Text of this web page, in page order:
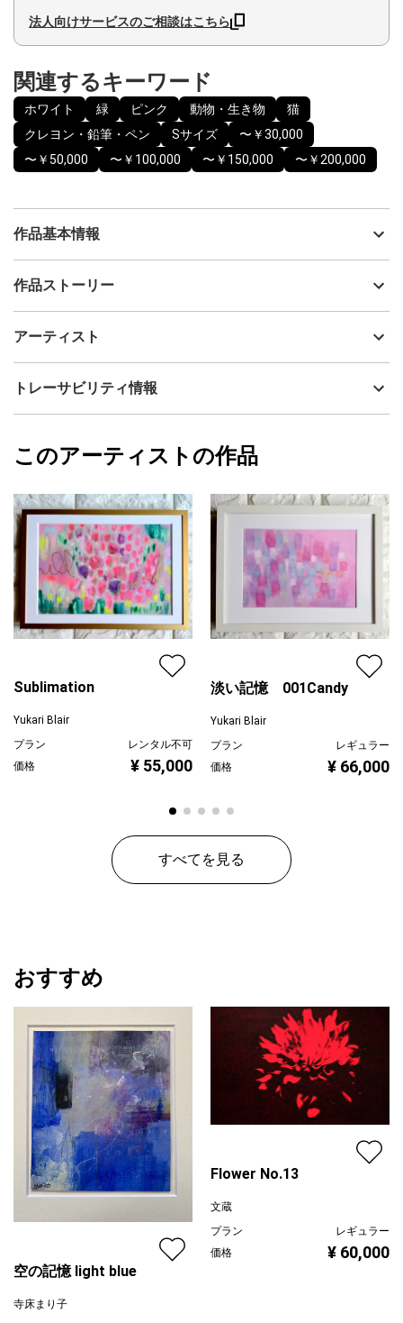
法人向けサービスのご相談はこちら
関連するキーワード
ホワイト 緑 ピンク 動物・生き物
猫
クレヨン・鉛筆・ペン
Sサイズ
〜￥30,000
〜￥50,000
〜￥100,000 〜￥150,000 〜￥200,000
作品基本情報
出品者
制作年
クレヨン・鉛筆・ペン
カラー
ホワイト
ジャンル
動物・生き物
配送目安
二週間以内
作品ストーリー
です。パステルカラーのお花に包まれながら、そっとこちらを見
・撮影時の反射を防ぐためアクリル板を外して撮影しておりま
す。す。
アーティスト
Yukari Blair
フォローする
トレーサビリティ情報
Yukari Blair
このアーティストの作品
Sublimation
Yukari Blair
プラン
レンタル不可
価格
¥ 55,000
淡い記憶 001Candy
Yukari Blair
プラン
レギュラー
価格
¥ 66,000
すべてを見る
おすすめ
空の記憶 light blue
寺床まり子
Flower No.13
文蔵
プラン
レギュラー
価格
¥ 60,000